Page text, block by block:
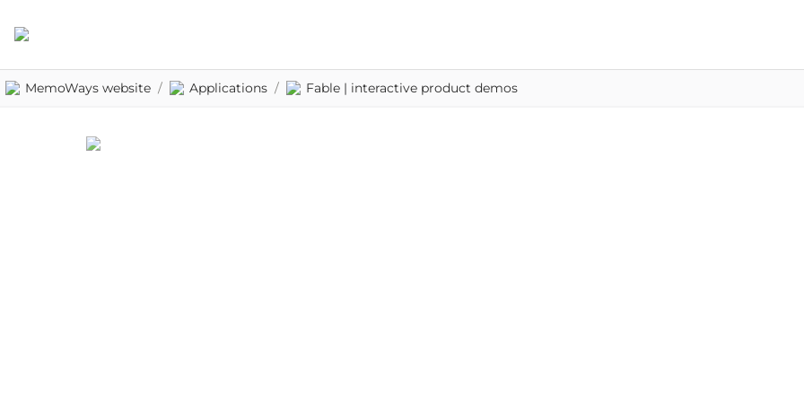
MemoWays website / Applications / Fable | interactive product demos